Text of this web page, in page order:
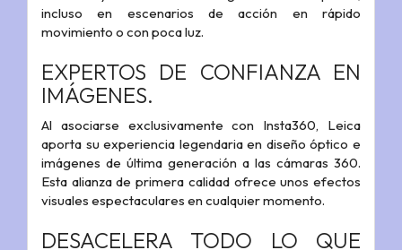
incluso en escenarios de acción en rápido
movimiento o con poca luz.
EXPERTOS DE CONFIANZA EN
IMÁGENES.
Al asociarse exclusivamente con Insta360, Leica
aporta su experiencia legendaria en diseño óptico e
imágenes de última generación a las cámaras 360.
Esta alianza de primera calidad ofrece unos efectos
visuales espectaculares en cualquier momento.
DESACELERA TODO LO QUE